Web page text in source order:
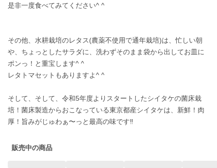
是非一度食べてみてください^ ^
その他、水耕栽培のレタス(農薬不使用で通年栽培)は、忙しい朝
や、ちょっとしたサラダに、洗わずそのまま袋から出してお皿に
ポンっ！と重宝します^ ^
レタトマセットもありますよ^ ^
そして、そして、令和5年度よりスタートしたシイタケの菌床栽
培！菌床製造からおこなっている東京都産シイタケは、新鮮！肉
厚！旨みがじゅわぁ〜っと最高の味です‼️
販売中の商品